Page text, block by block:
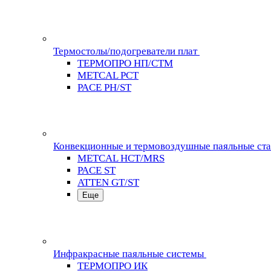
Термостолы/подогреватели плат
ТЕРМОПРО НП/СТМ
METCAL PCT
PACE PH/ST
Конвекционные и термовоздушные паяльные
METCAL HCT/MRS
PACE ST
ATTEN GT/ST
Еще
Инфракрасные паяльные системы
ТЕРМОПРО ИК